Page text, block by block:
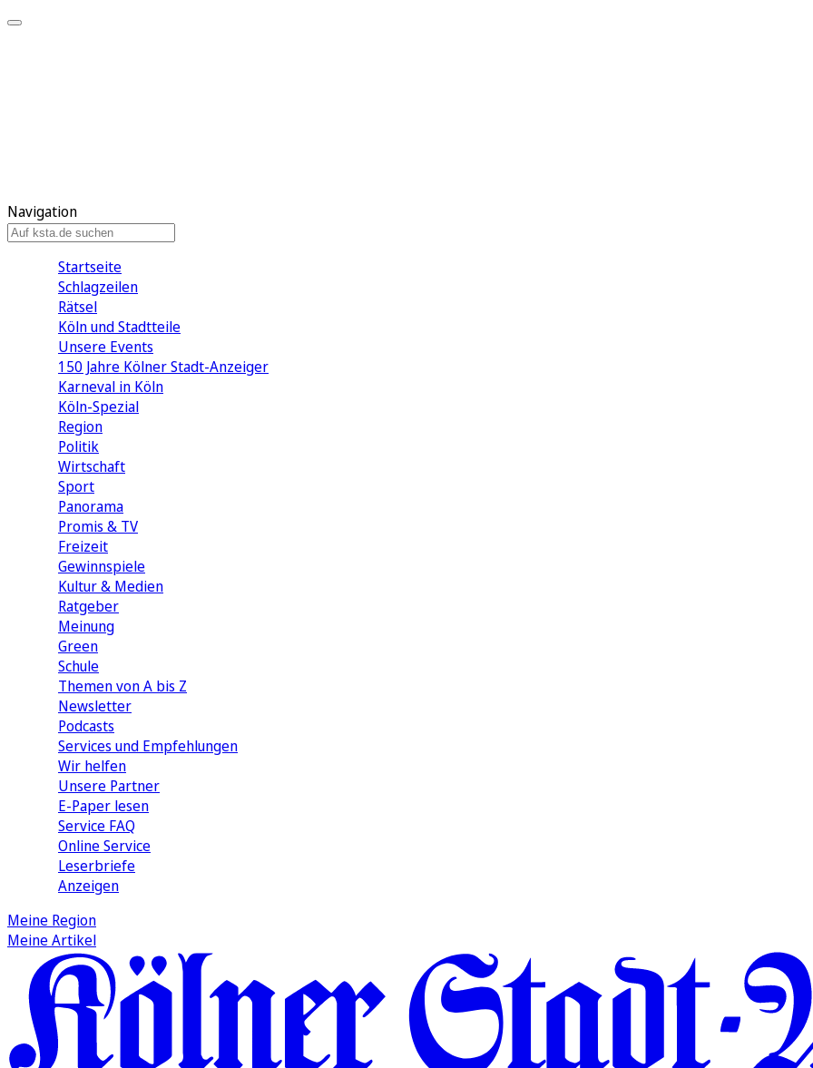
Navigation
Startseite
Schlagzeilen
Rätsel
Köln und Stadtteile
Unsere Events
150 Jahre Kölner Stadt-Anzeiger
Karneval in Köln
Köln-Spezial
Region
Politik
Wirtschaft
Sport
Panorama
Promis & TV
Freizeit
Gewinnspiele
Kultur & Medien
Ratgeber
Meinung
Green
Schule
Themen von A bis Z
Newsletter
Podcasts
Services und Empfehlungen
Wir helfen
Unsere Partner
E-Paper lesen
Service FAQ
Online Service
Leserbriefe
Anzeigen
Meine Region
Meine Artikel